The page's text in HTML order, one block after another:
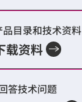
品目录和技术资料
载资料
答技术问题